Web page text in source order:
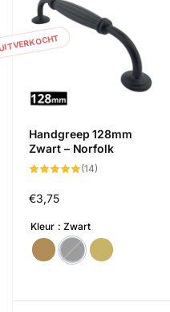
Handgreep 128mm
Zwart – Norfolk
(14)
Normale
€3,75
Kleur Zwart